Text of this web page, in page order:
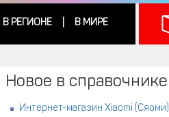
В РЕГИОНЕ В МИРЕ
Новое в справочнике
Интернет-магазин Xiaomi (Сяоми)